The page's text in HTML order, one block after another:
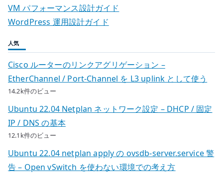
VM パフォーマンス設計ガイド
WordPress 運用設計ガイド
人気
Cisco ルーターのリンクアグリゲーション –
EtherChannel / Port-Channel を L3 uplink として使う
14.2k件のビュー
Ubuntu 22.04 Netplan ネットワーク設定 – DHCP / 固定
IP / DNS の基本
12.1k件のビュー
Ubuntu 22.04 netplan apply の ovsdb-server.service 警
告 – Open vSwitch を使わない環境での考え方